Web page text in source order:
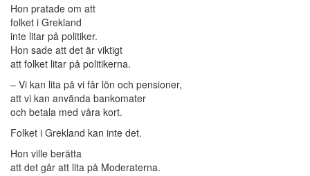
Hon pratade om att
folket i Grekland
inte litar på politiker.
Hon sade att det är viktigt
att folket litar på politikerna.
– Vi kan lita på vi får lön och pensioner,
att vi kan använda bankomater
och betala med våra kort.
Folket i Grekland kan inte det.
Hon ville berätta
att det går att lita på Moderaterna.